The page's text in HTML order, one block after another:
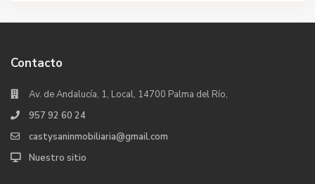
Contacto
Av. de Andalucía, 1, Local, 14700 Palma del Río,
957 92 60 24
castysaninmobiliaria@gmail.com
Nuestro sitio